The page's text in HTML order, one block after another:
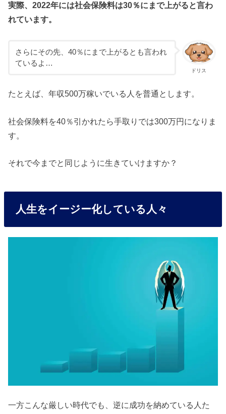
実際、2022年には社会保険料は30％にまで上がると言わ
れています。
ドリス
さらにその先、40％にまで上がるとも言われ
ているよ…
たとえば、年収500万稼いでいる人を普通とします。
社会保険料を40％引かれたら手取りでは300万円になりま
す。
それで今までと同じように生きていけますか？
人生をイージー化している人々
一方こんな厳しい時代でも、逆に成功を納めている人た